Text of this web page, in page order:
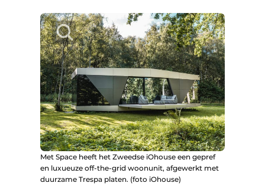
Met Space heeft het Zweedse iOhouse een gepref
en luxueuze off-the-grid woonunit, afgewerkt met
duurzame Trespa platen. (foto iOhouse)